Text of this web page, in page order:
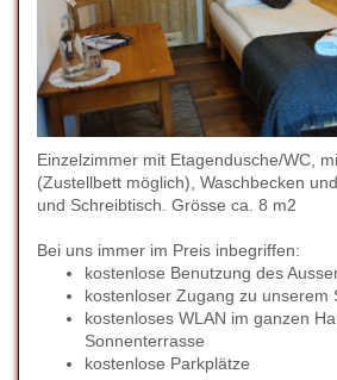
Einzelzimmer mit Etagendusche/WC,
(Zustellbett möglich), Waschbecken
und Schreibtisch. Grösse ca. 8 m2
Bei uns immer im Preis inbegriffen:
kostenlose Benutzung des
kostenloser Zugang zu unserem
kostenloses WLAN im ganzen
Sonnenterrasse
kostenlose Parkplätze